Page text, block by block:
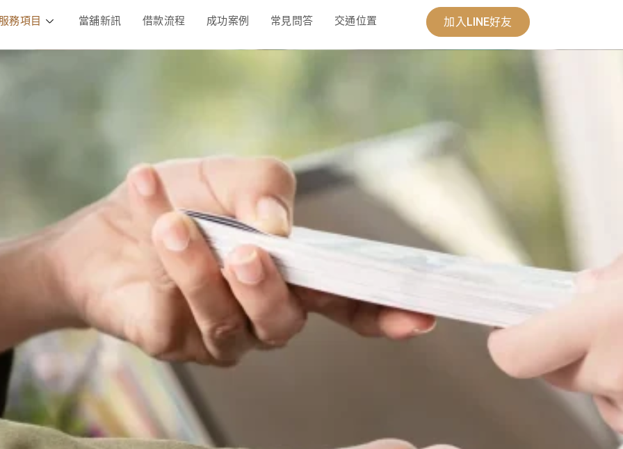
務項目 當舖新訊 借款流程 成功案例 常見問答 交通位置 加入LINE好友